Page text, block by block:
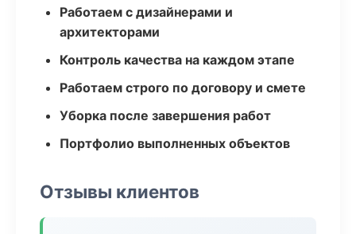
Работаем с дизайнерами и
архитекторами
Контроль качества на каждом этапе
Работаем строго по договору и смете
Уборка после завершения работ
Портфолио выполненных объектов
Отзывы клиентов